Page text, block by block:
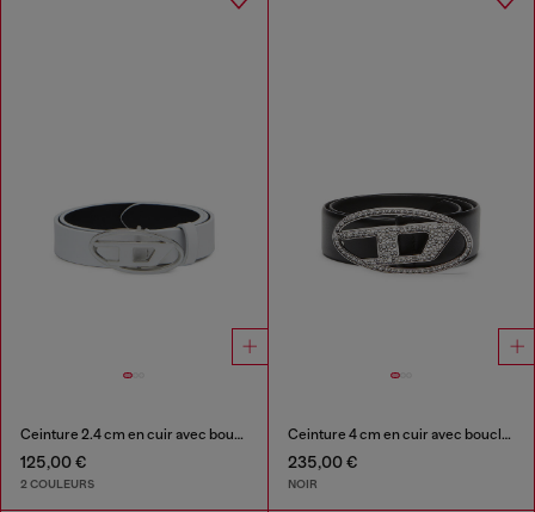
Ceinture 2.4 cm en cuir avec boucle Oval D émaillée
125,00 €
2 COULEURS
Ceinture 4 cm en cuir avec boucle en cristal
235,00 €
NOIR